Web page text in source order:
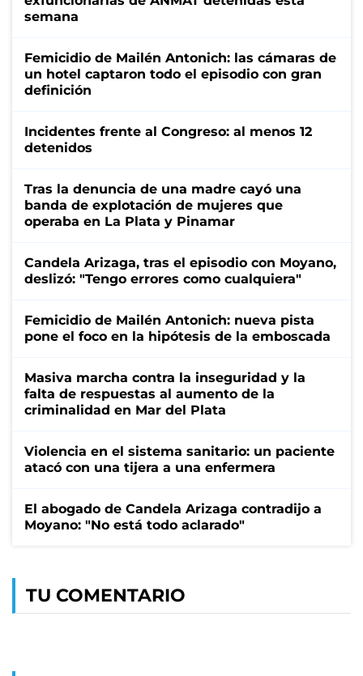
semana
Femicidio de Mailén Antonich: las cámaras de
un hotel captaron todo el episodio con gran
definición
Incidentes frente al Congreso: al menos 12
detenidos
Tras la denuncia de una madre cayó una
banda de explotación de mujeres que
operaba en La Plata y Pinamar
Candela Arizaga, tras el episodio con Moyano,
deslizó: "Tengo errores como cualquiera"
Femicidio de Mailén Antonich: nueva pista
pone el foco en la hipótesis de la emboscada
Masiva marcha contra la inseguridad y la
falta de respuestas al aumento de la
criminalidad en Mar del Plata
Violencia en el sistema sanitario: un paciente
atacó con una tijera a una enfermera
El abogado de Candela Arizaga contradijo a
Moyano: "No está todo aclarado"
TU COMENTARIO